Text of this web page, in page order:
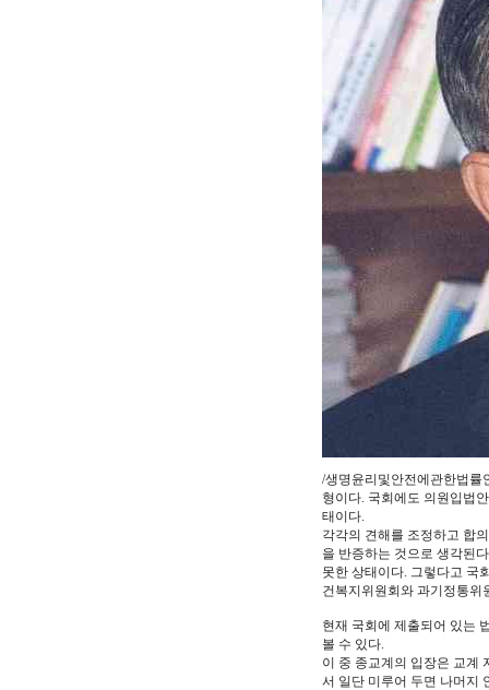
/생명윤리및안전에관한법률
형이다. 국회에도 의원입법
태이다.
각각의 견해를 조정하고 합
을 반증하는 것으로 생각된
못한 상태이다. 그렇다고 국
건복지위원회와 과기정통위
현재 국회에 제출되어 있는
볼 수 있다.
이 중 종교계의 입장은 교계
서 일단 미루어 두면 나머지